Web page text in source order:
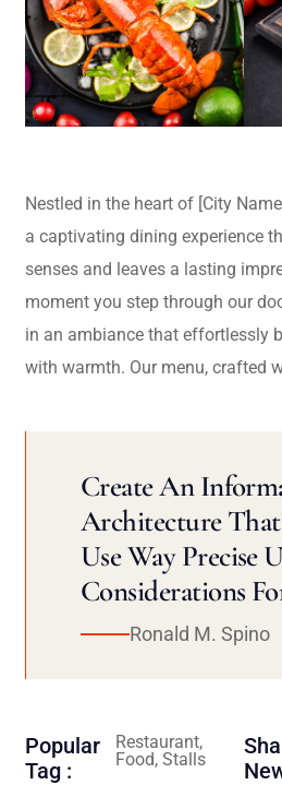
Nestled in the heart of [City
a captivating dining experience
senses and leaves a lasting
moment you step through our
in an ambiance that effortlessly
with warmth. Our menu, crafted
Create An
Architecture
Use Way Precise
Considerations
Ronald M. Spino
Popular
Tag :
Restaurant,
Food, Stalls